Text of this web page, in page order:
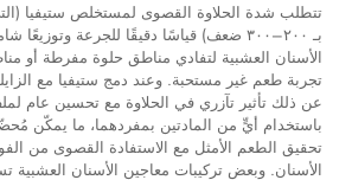
تتطلب شدة الحلاوة القصوى لمستخلص ستيفيا
بـ ٢٠٠–٣٠٠ ضعف) قياسًا دقيقًا للجرعة
الأسنان العشبية لتفادي مناطق حلوة مفرطة أو
تجربة طعم غير مستحبة. وعند دمج ستيفيا مع
عن ذلك تأثير تآزري في الحلاوة مع تحسين عام
باستخدام أيٍّ من المادتين بمفردهما، ما يمكّن
تحقيق الطعم الأمثل مع الاستفادة القصوى من
الأسنان. وبعض تركيبات معاجين الأسنان